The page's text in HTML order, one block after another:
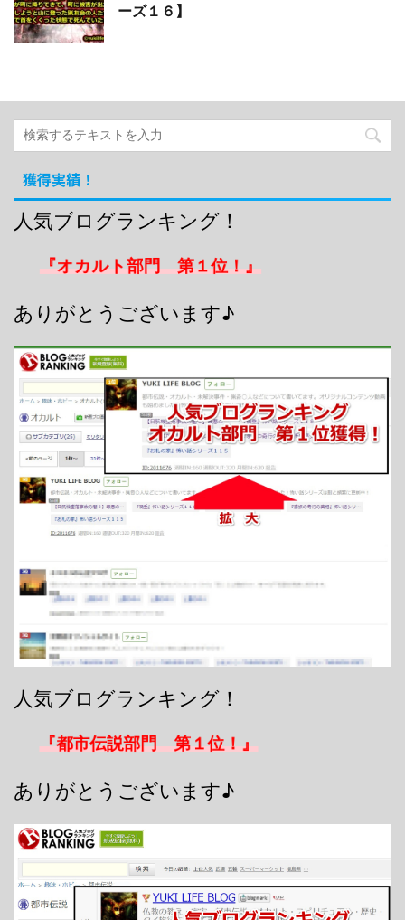
ーズ１６】
獲得実績！
人気ブログランキング！
『オカルト部門 第１位！』
ありがとうございます♪
人気ブログランキング！
『都市伝説部門 第１位！』
ありがとうございます♪